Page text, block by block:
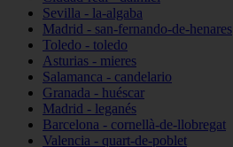
Sevilla - la-algaba
Madrid - san-fernando-de-henares
Toledo - toledo
Asturias - mieres
Salamanca - candelario
Granada - huéscar
Madrid - leganés
Barcelona - cornellà-de-llobregat
Valencia - quart-de-poblet